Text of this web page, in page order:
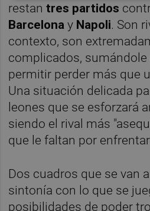
restantres partidos
Barcelona y Napoli. Son
contexto, son
complicados, sumándole
permitir perder más que
Una situación delicada
leones que se esforzará
siendo el rival más
que le faltan por
Dos cuadros que se van
sintonía con lo que se
posibilidades de poder